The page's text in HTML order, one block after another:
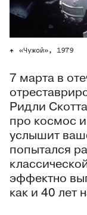
«Чужой», 1979
7 марта в
Ридли
про космос
услышит
попытался
эффектно
как и 40 лет